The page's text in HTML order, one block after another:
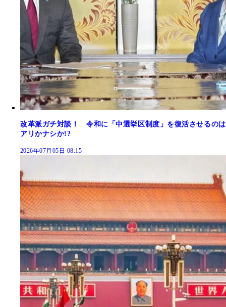
改革派ガチ対談！ 令和に「中選挙区制度」を復活させるのは
アリかナシか!?
2026年07月05日 08:15